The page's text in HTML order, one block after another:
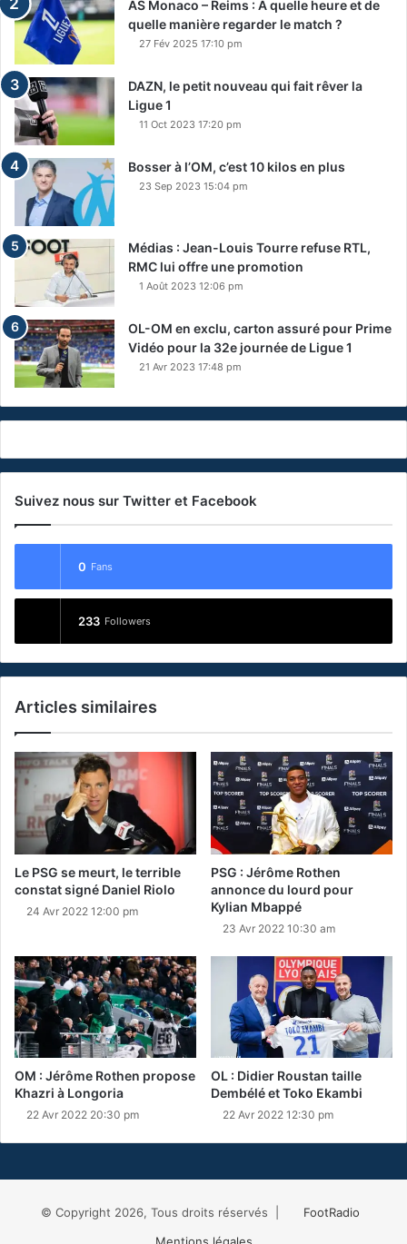
AS Monaco – Reims : A quelle heure et de
quelle manière regarder le match ?
27 Fév 2025 17:10 pm
DAZN, le petit nouveau qui fait rêver la
Ligue 1
11 Oct 2023 17:20 pm
Bosser à l’OM, c’est 10 kilos en plus
23 Sep 2023 15:04 pm
Médias : Jean-Louis Tourre refuse RTL,
RMC lui offre une promotion
1 Août 2023 12:06 pm
OL-OM en exclu, carton assuré pour Prime
Vidéo pour la 32e journée de Ligue 1
21 Avr 2023 17:48 pm
Suivez nous sur Twitter et Facebook
0 Fans
233 Followers
Articles similaires
Le PSG se meurt, le terrible
constat signé Daniel Riolo
24 Avr 2022 12:00 pm
PSG : Jérôme Rothen
annonce du lourd pour
Kylian Mbappé
23 Avr 2022 10:30 am
OM : Jérôme Rothen propose
Khazri à Longoria
22 Avr 2022 20:30 pm
OL : Didier Roustan taille
Dembélé et Toko Ekambi
22 Avr 2022 12:30 pm
© Copyright 2026, Tous droits réservés |
FootRadio